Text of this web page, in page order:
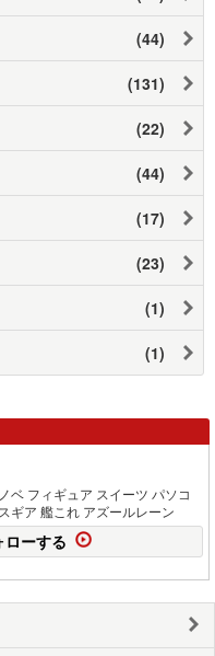
(44)
(131)
(22)
(44)
(17)
(23)
(1)
(1)
ベ フィギュア スイーツ パソコ
ギア 艦これ アズールレーン
ローする